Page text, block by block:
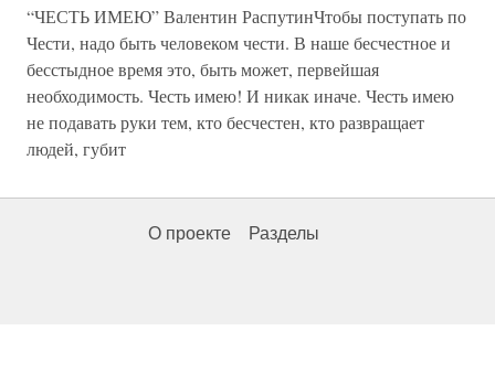
“ЧЕСТЬ ИМЕЮ” Валентин РаспутинЧтобы поступать по
Чести, надо быть человеком чести. В наше бесчестное и
бесстыдное время это, быть может, первейшая
необходимость. Честь имею! И никак иначе. Честь имею
не подавать руки тем, кто бесчестен, кто развращает
людей, губит
О проекте Разделы